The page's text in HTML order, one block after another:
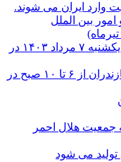
وارد ایران می شوند.
بین الملل
تعطیلی مراکز دولتی و بانک ها فردا یکشنبه ۷ مرداد ۱۴۰۳ در
ساعت کار ادارات و مراکز دولتی مازندران از ۶ تا ۱۰ صبح در
جمعیت هلال احمر
می شود